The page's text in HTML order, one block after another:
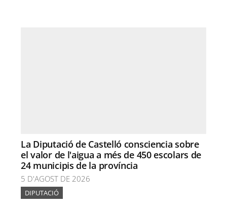
La Diputació de Castelló consciencia sobre
el valor de l'aigua a més de 450 escolars de
24 municipis de la província
5 D'AGOST DE 2026
DIPUTACIÓ